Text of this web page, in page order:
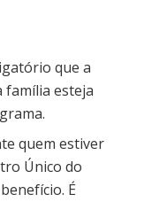
que a
esteja
quem estiver
Único do
É